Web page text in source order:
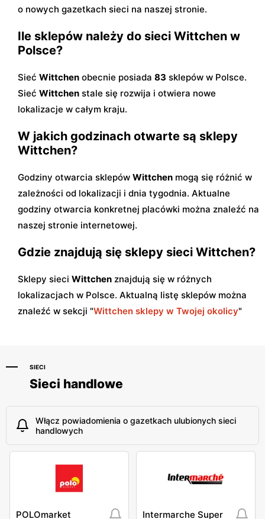
o nowych gazetkach sieci na naszej stronie.
Ile sklepów należy do sieci Wittchen w
Polsce?
Sieć Wittchen obecnie posiada 83 sklepów w Polsce.
Sieć Wittchen stale się rozwija i otwiera nowe
lokalizacje w całym kraju.
W jakich godzinach otwarte są sklepy
Wittchen?
Godziny otwarcia sklepów Wittchen mogą się różnić w
zależności od lokalizacji i dnia tygodnia. Aktualne
godziny otwarcia konkretnej placówki można znaleźć na
naszej stronie internetowej.
Gdzie znajdują się sklepy sieci Wittchen?
Sklepy sieci Wittchen znajdują się w różnych
lokalizacjach w Polsce. Aktualną listę sklepów można
znaleźć w sekcji "Wittchen sklepy w Twojej okolicy"
SIECI
Sieci handlowe
Włącz powiadomienia o gazetkach ulubionych sieci
handlowych
POLOmarket Intermarche Super